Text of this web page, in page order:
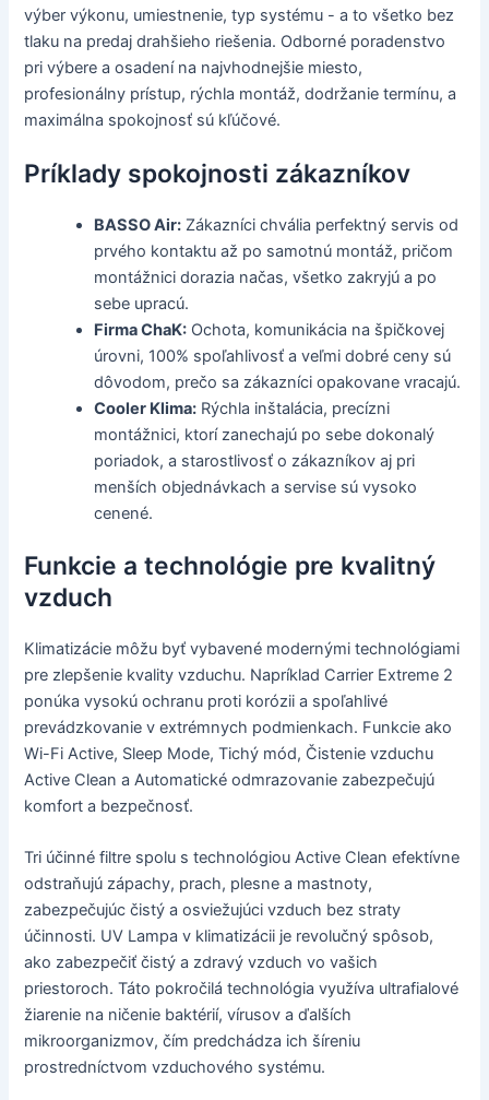
výber výkonu, umiestnenie, typ systému - a to všetko bez
tlaku na predaj drahšieho riešenia. Odborné poradenstvo
pri výbere a osadení na najvhodnejšie miesto,
profesionálny prístup, rýchla montáž, dodržanie termínu, a
maximálna spokojnosť sú kľúčové.
Príklady spokojnosti zákazníkov
BASSO Air: Zákazníci chvália perfektný servis od
prvého kontaktu až po samotnú montáž, pričom
montážnici dorazia načas, všetko zakryjú a po
sebe upracú.
Firma ChaK: Ochota, komunikácia na špičkovej
úrovni, 100% spoľahlivosť a veľmi dobré ceny sú
dôvodom, prečo sa zákazníci opakovane vracajú.
Cooler Klima: Rýchla inštalácia, precízni
montážnici, ktorí zanechajú po sebe dokonalý
poriadok, a starostlivosť o zákazníkov aj pri
menších objednávkach a servise sú vysoko
cenené.
Funkcie a technológie pre kvalitný
vzduch
Klimatizácie môžu byť vybavené modernými technológiami
pre zlepšenie kvality vzduchu. Napríklad Carrier Extreme 2
ponúka vysokú ochranu proti korózii a spoľahlivé
prevádzkovanie v extrémnych podmienkach. Funkcie ako
Wi-Fi Active, Sleep Mode, Tichý mód, Čistenie vzduchu
Active Clean a Automatické odmrazovanie zabezpečujú
komfort a bezpečnosť.
Tri účinné filtre spolu s technológiou Active Clean efektívne
odstraňujú zápachy, prach, plesne a mastnoty,
zabezpečujúc čistý a osviežujúci vzduch bez straty
účinnosti. UV Lampa v klimatizácii je revolučný spôsob,
ako zabezpečiť čistý a zdravý vzduch vo vašich
priestoroch. Táto pokročilá technológia využíva ultrafialové
žiarenie na ničenie baktérií, vírusov a ďalších
mikroorganizmov, čím predchádza ich šíreniu
prostredníctvom vzduchového systému.